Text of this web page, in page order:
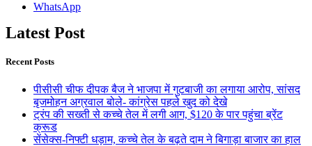
WhatsApp
Latest Post
Recent Posts
पीसीसी चीफ दीपक बैज ने भाजपा में गुटबाजी का लगाया आरोप, सांसद
बृजमोहन अग्रवाल बोले- कांग्रेस पहले खुद को देखे
ट्रंप की सख्ती से कच्चे तेल में लगी आग, $120 के पार पहुंचा ब्रेंट
क्रूड
सेंसेक्स-निफ्टी धड़ाम, कच्चे तेल के बढ़ते दाम ने बिगाड़ा बाजार का हाल